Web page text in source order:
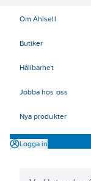
Om Ahlsell
Butiker
Hållbarhet
Jobba hos oss
Nya produkter
Logga in